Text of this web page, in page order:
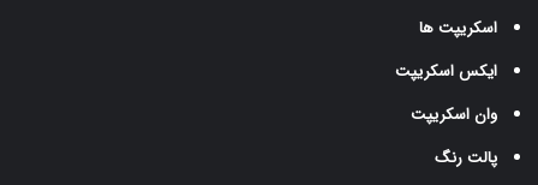
اسکریپت ها
ایکس اسکریپت
وان اسکریپت
پالت رنگ